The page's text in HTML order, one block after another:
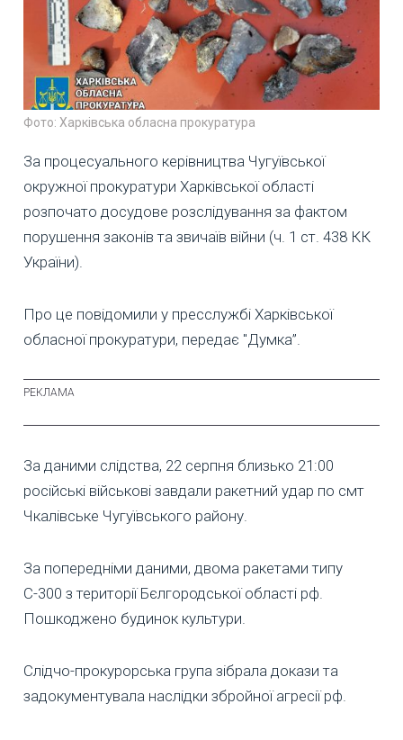
Фото: Харківська обласна прокуратура
За процесуального керівництва Чугуївської
окружної прокуратури Харківської області
розпочато досудове розслідування за фактом
порушення законів та звичаїв війни (ч. 1 ст. 438 КК
України).
Про це повідомили у пресслужбі Харківської
обласної прокуратури, передає "Думка”.
За даними слідства, 22 серпня близько 21:00
російські військові завдали ракетний удар по смт
Чкалівське Чугуївського району.
За попередніми даними, двома ракетами типу
С-300 з території Бєлгородської області рф.
Пошкоджено будинок культури.
Слідчо-прокурорська група зібрала докази та
задокументувала наслідки збройної агресії рф.